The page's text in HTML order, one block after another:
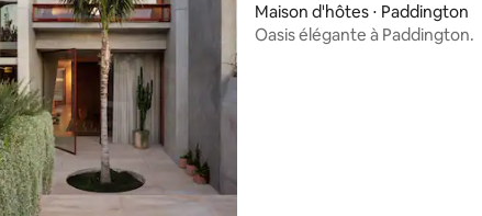
la base de 29 commentaires : 4,97 sur 5Maison d'hôtes ⋅ Paddington
Oasis élégante à Paddington.